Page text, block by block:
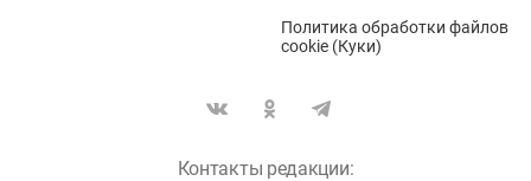
Политика обработки файлов
cookie (Куки)
Контакты редакции: